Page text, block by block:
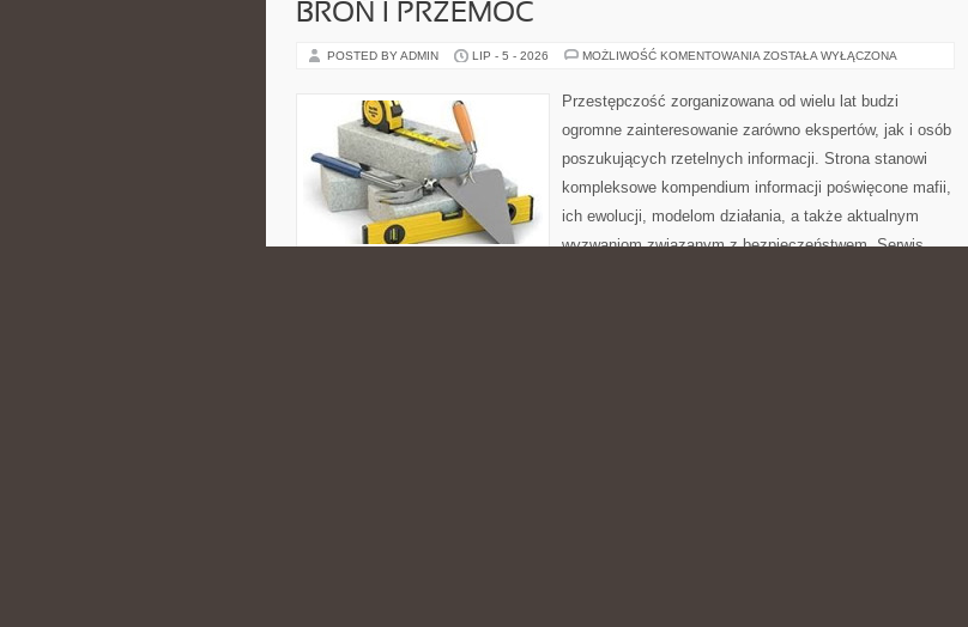
BROŃ I PRZEMOC
POSTED BY ADMIN LIP - 5 - 2026 MOŻLIWOŚĆ KOMENTOWANIA BROŃ
ZOSTAŁA WYŁĄCZONA
Przestępczość zorganizowana od wielu lat budzi
ogromne zainteresowanie zarówno ekspertów, jak i osób
poszukujących rzetelnych informacji. Strona stanowi
kompleksowe kompendium informacji poświęcone mafii,
ich ewolucji, modelom działania, a także aktualnym
wyzwaniom związanym z bezpieczeństwem. Serwis